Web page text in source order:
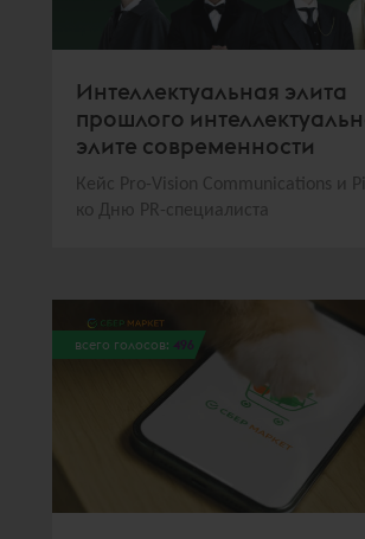
Интеллектуальная элита
прошлого
элите современности
Кейс Pro-Vision Communications и
ко Дню PR-специалиста
всего голосов: 496